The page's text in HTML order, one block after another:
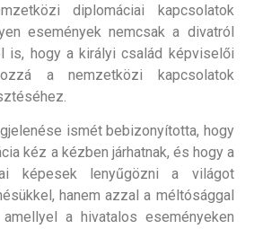
diplomáciai kapcsolatok
események nemcsak a divatról
is, hogy a királyi család képviselői
a nemzetközi kapcsolatok
ismét bebizonyította, hogy
kéz a kézben járhatnak, és hogy a
képesek lenyűgözni a világot
hanem azzal a méltósággal
a hivatalos eseményeken